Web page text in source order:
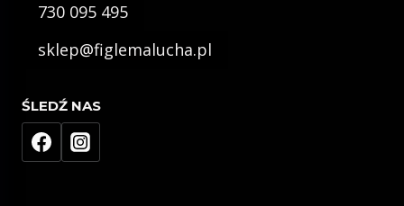
730 095 495
sklep@figlemalucha.pl
ŚLEDŹ NAS